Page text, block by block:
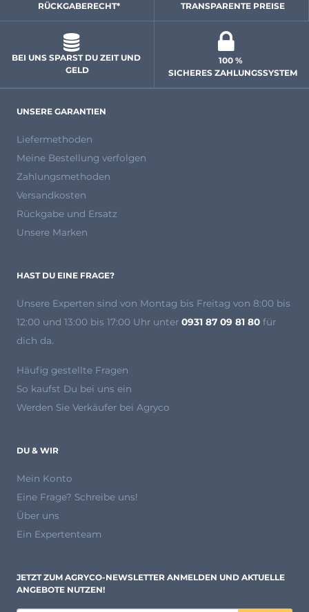
  RÜCKGABERECHT*
TRANSPARENTE PREISE
BEI UNS SPARST DU ZEIT UND
GELD
100 %
SICHERES ZAHLUNGSSYSTEM
UNSERE GARANTIEN
Liefermethoden
Meine Bestellung verfolgen
Zahlungsmethoden
Versandkosten
Rückgabe und Ersatz
Unsere Marken
HAST DU EINE FRAGE?
Unsere Experten sind von Montag bis Freitag von 8:00 bis
12:00 und 13:00 bis 17:00 Uhr unter 0931 87 09 81 80 für
dich da.
Häufig gestellte Fragen
So kaufst Du bei uns ein
Werden Sie Verkäufer bei Agryco
DU & WIR
Mein Konto
Eine Frage? Schreibe uns!
Über uns
Ein Expertenteam
JETZT ZUM AGRYCO-NEWSLETTER ANMELDEN UND AKTUELLE
ANGEBOTE NUTZEN!